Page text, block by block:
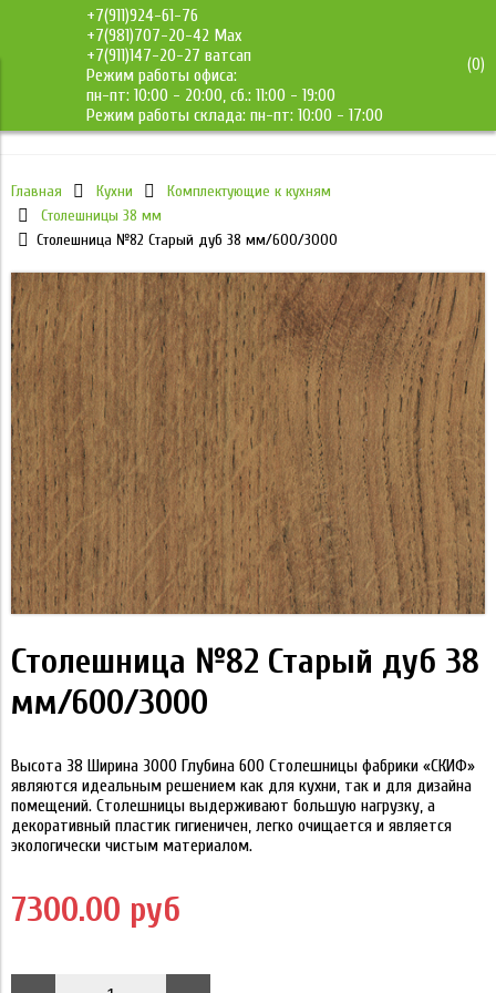
+7(911)924-61-76
+7(981)707-20-42 Max
+7(911)147-20-27 ватсап
Режим работы офиса:
пн-пт: 10:00 - 20:00, сб.: 11:00 - 19:00
Режим работы склада: пн-пт: 10:00 - 17:00
(0)
ДМС-Мебель
Главная Кухни
Комплектующие к кухням
Столешницы 38 мм
Столешница №82 Старый дуб 38 мм/600/3000
Столешница №82 Старый дуб 38
мм/600/3000
Высота 38 Ширина 3000 Глубина 600 Столешницы фабрики «СКИФ»
являются идеальным решением как для кухни, так и для дизайна
помещений. Столешницы выдерживают большую нагрузку, а
декоративный пластик гигиеничен, легко очищается и является
экологически чистым материалом.
7300.00 руб